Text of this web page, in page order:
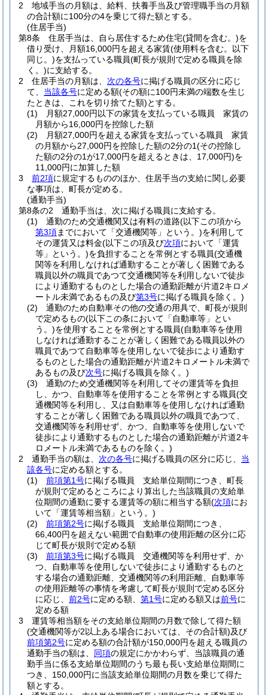
2
地域手当の月額は、給料、扶養手当及び管理職手当の月額
の合計額に100分の4を乗じて得た額とする。
(住居手当)
第8条
住居手当は、自ら居住するため住宅(貸間を含む。)を
借り受け、月額16,000円を超える家賃(使用料を含む。以下
同じ。)を支払っている職員(町長が規則で定める職員を除
く。)に支給する。
2
住居手当の月額は、 次の各号に掲げる職員の区分に応じ
て、 当該各号に定める額(その額に100円未満の端数を生じ
たときは、これを切り捨てた額)とする。
(1)
月額27,000円以下の家賃を支払っている職員 家賃の
月額から16,000円を控除した額
(2)
月額27,000円を超える家賃を支払っている職員 家賃
の月額から27,000円を控除した額の2分の1(その控除し
た額の2分の1が17,000円を超えるときは、17,000円)を
11,000円に加算した額
3
前2項に規定するもののほか、住居手当の支給に関し必要
な事項は、町長が定める。
(通勤手当)
第8条の2
通勤手当は、次に掲げる職員に支給する。
(1)
通勤のため交通機関又は有料の道路(以下この項から
第3項までにおいて「交通機関等」という。)を利用して
その運賃又は料金(以下この項及び次項において「運賃
等」という。)を負担することを常例とする職員(交通機
関等を利用しなければ通勤することが著しく困難である
職員以外の職員であつて交通機関等を利用しないで徒歩
により通勤するものとした場合の通勤距離が片道2キロメ
ートル未満であるもの及び第3号に掲げる職員を除く。)
(2)
通勤のため自動車その他の交通の用具で、町長が規則
で定めるもの(以下この条において「自動車等」とい
う。)を使用することを常例とする職員(自動車等を使用
しなければ通勤することが著しく困難である職員以外の
職員であつて自動車等を使用しないで徒歩により通勤す
るものとした場合の通勤距離が片道2キロメートル未満で
あるもの及び次号に掲げる職員を除く。)
(3)
通勤のため交通機関等を利用してその運賃等を負担
し、かつ、自動車等を使用することを常例とする職員(交
通機関等を利用し、又は自動車等を使用しなければ通勤
することが著しく困難である職員以外の職員であつて、
交通機関等を利用せず、かつ、自動車等を使用しないで
徒歩により通勤するものとした場合の通勤距離が片道2キ
ロメートル未満であるものを除く。)
2
通勤手当の額は、 次の各号に掲げる職員の区分に応じ、 当
該各号に定める額とする。
(1)
前項第1号に掲げる職員 支給単位期間につき、町長
が規則で定めるところにより算出した当該職員の支給単
位期間の通勤に要する運賃等の額に相当する額(次項にお
いて「運賃等相当額」という。)
(2)
前項第2号に掲げる職員 支給単位期間につき、
66,400円を超えない範囲で自動車の使用距離の区分に応
じて町長が規則で定める額
(3)
前項第3号に掲げる職員 交通機関等を利用せず、か
つ、自動車等を使用しないで徒歩により通勤するものと
する場合の通勤距離、交通機関等の利用距離、自動車等
の使用距離等の事情を考慮して町長が規則で定める区分
に応じ、 前2号に定める額、 第1号に定める額又は前号に
定める額
3
運賃等相当額をその支給単位期間の月数で除して得た額
(交通機関等が2以上ある場合においては、その合計額)及び
前項第2号に定める額の合計額が150,000円を超える職員の
通勤手当の額は、 同項の規定にかかわらず、当該職員の通
勤手当に係る支給単位期間のうち最も長い支給単位期間に
つき、150,000円に当該支給単位期間の月数を乗じて得た
額とする。